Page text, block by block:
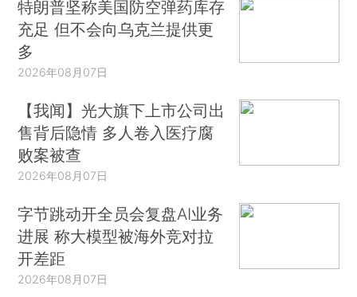
特朗普坚称美国防空弹药库存
充足 但不会向乌克兰提供更
多
2026年08月07日
【我闻】光大旗下上市公司出
售背后隐情 多人卷入医疗腐
败案被查
2026年08月07日
字节跳动开全员会复盘AI业务
进展 称大模型被海外竞对拉
开差距
2026年08月07日